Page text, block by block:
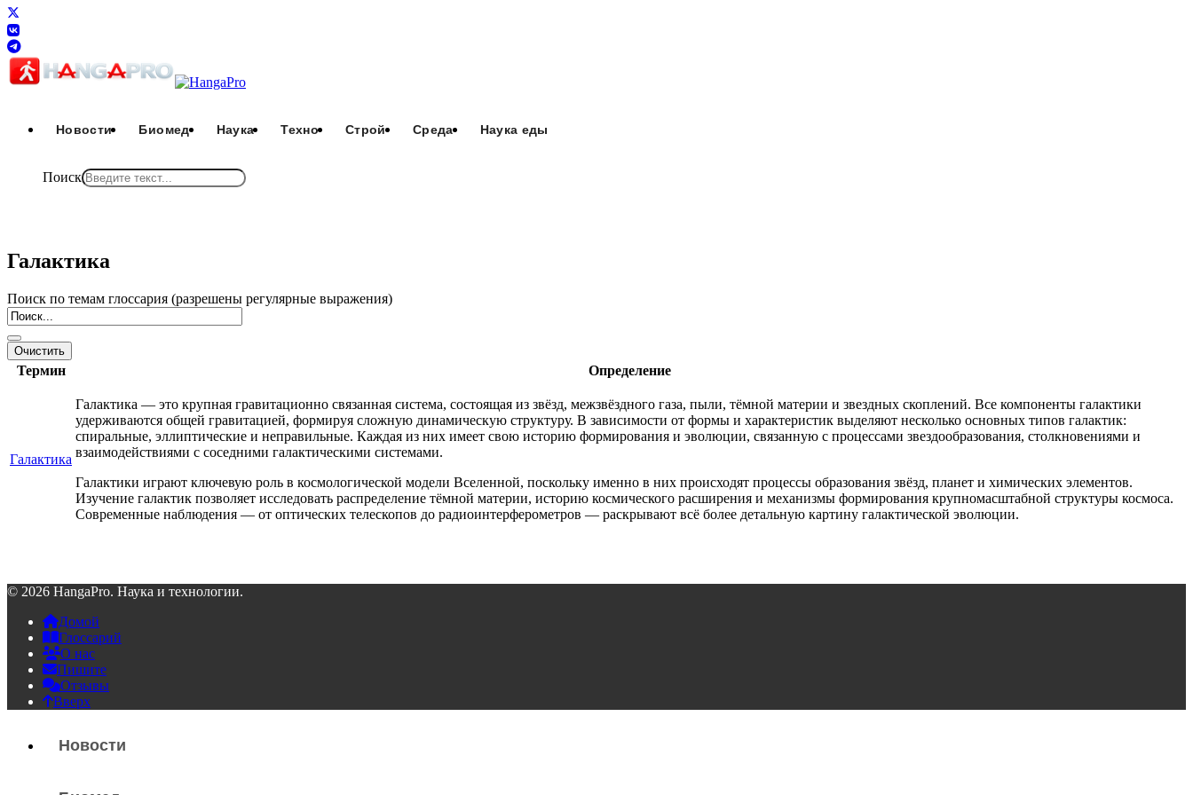
Новости Биомед Наука Техно Строй Среда Наука еды
Поиск
Галактика
Поиск по темам глоссария (разрешены регулярные выражения)
Термин Определение
Галактика
Галактика — это крупная гравитационно связанная система, состоящая из звёзд, межзвёздного газа, пыли, тёмной материи и звездных скоплений. Все компоненты галактики
удерживаются общей гравитацией, формируя сложную динамическую структуру. В зависимости от формы и характеристик выделяют несколько основных типов галактик:
спиральные, эллиптические и неправильные. Каждая из них имеет свою историю формирования и эволюции, связанную с процессами звездообразования, столкновениями и
взаимодействиями с соседними галактическими системами.
Галактики играют ключевую роль в космологической модели Вселенной, поскольку именно в них происходят процессы образования звёзд, планет и химических элементов.
Изучение галактик позволяет исследовать распределение тёмной материи, историю космического расширения и механизмы формирования крупномасштабной структуры космоса.
Современные наблюдения — от оптических телескопов до радиоинтерферометров — раскрывают всё более детальную картину галактической эволюции.
© 2026 HangaPro. Наука и технологии.
Домой
Глоссарий
О нас
Пишите
Отзывы
Вверх
Новости